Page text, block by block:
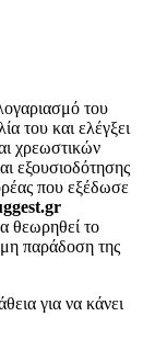
του
του και ελέγξει
χρεωστικών
εξουσιοδότησης
που εξέδωσε
θεωρηθεί το
παράδοση της
για να κάνει